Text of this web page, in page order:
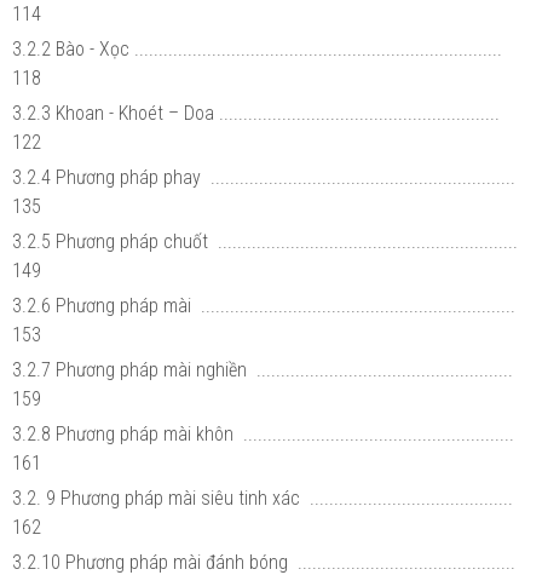
114
3.2.2 Bào - Xọc ............................................................................
118
3.2.3 Khoan - Khoét – Doa ..........................................................
122
3.2.4 Phương pháp phay ...............................................................
135
3.2.5 Phương pháp chuốt ..............................................................
149
3.2.6 Phương pháp mài .................................................................
153
3.2.7 Phương pháp mài nghiền .....................................................
159
3.2.8 Phương pháp mài khôn ........................................................
161
3.2. 9 Phương pháp mài siêu tinh xác ..........................................
162
3.2.10 Phương pháp mài đánh bóng .............................................